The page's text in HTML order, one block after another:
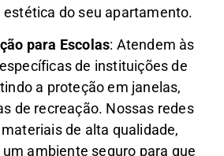
do seu apartamento.
para Escolas: Atendem às
de instituições de
a proteção em janelas,
de recreação. Nossas redes
de alta qualidade,
ambiente seguro para que